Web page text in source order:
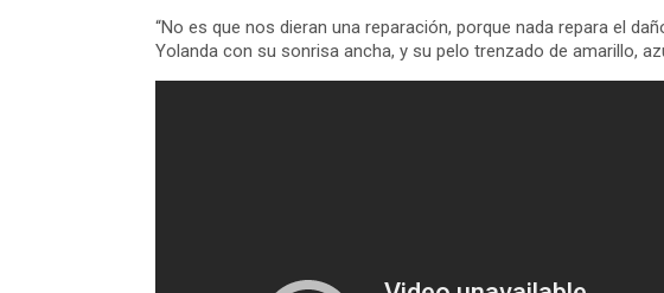
“No es que nos dieran una reparación, porque nada repara el
Yolanda con su sonrisa ancha, y su pelo trenzado de amarillo,